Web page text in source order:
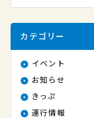
カテゴリー
イベント
お知らせ
きっぷ
運行情報